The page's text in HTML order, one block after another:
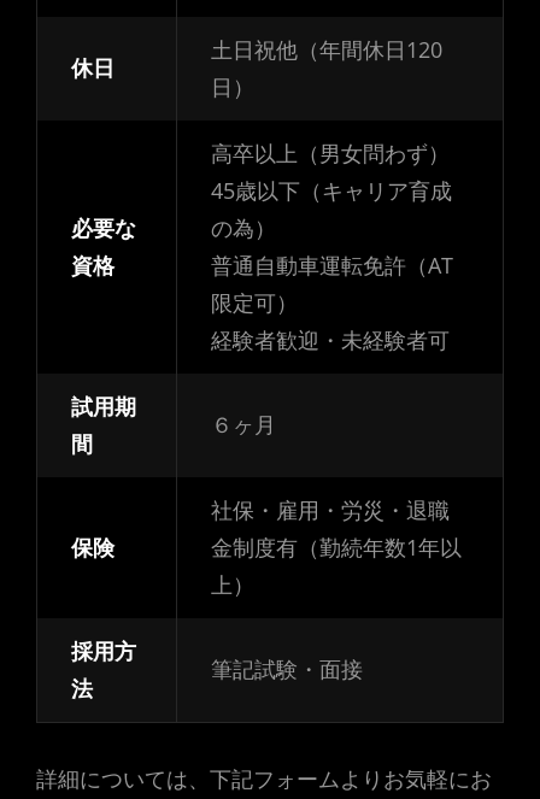
休日
土日祝他（年間休日120
日）
必要な
資格
高卒以上（男女問わず）
45歳以下（キャリア育成
の為）
普通自動車運転免許（AT
限定可）
経験者歓迎・未経験者可
試用期
間
６ヶ月
保険
社保・雇用・労災・退職
金制度有（勤続年数1年以
上）
採用方
法
筆記試験・面接
詳細については、下記フォームよりお気軽にお